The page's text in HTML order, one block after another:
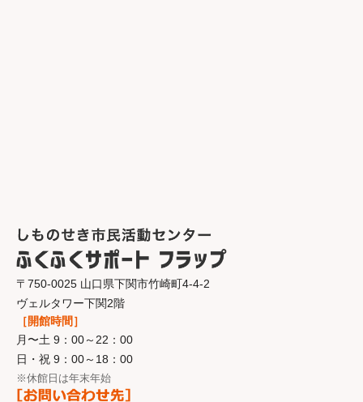
〒750-0025 山口県下関市竹崎町4-4-2
ヴェルタワー下関2階
［開館時間］
月〜土 9：00～22：00
日・祝 9：00～18：00
※休館日は年末年始